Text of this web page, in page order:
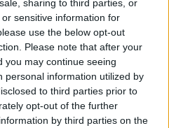
sharing to third parties, or
sensitive information for
use the below opt-out
Please note that after your
you may continue seeing
personal information utilized by
to third parties prior to
opt-out of the further
by third parties on the
ajánlják az orosz
esett tovább, az
magyarázat nélkül a
ismérvet sorolnak fel,
az orosz piac lefelé
a jó teljesítmény
érv a stratégák szerint